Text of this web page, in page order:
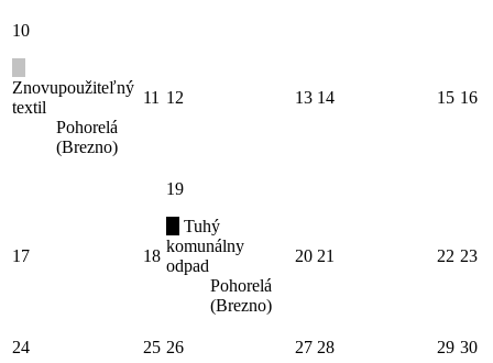
10
Znovupoužiteľný
textil
Pohorelá
(Brezno)
11 12 13 14 15 16
17 18
19
Tuhý
komunálny
odpad
Pohorelá
(Brezno)
20 21 22 23
24 25 26 27 28 29 30